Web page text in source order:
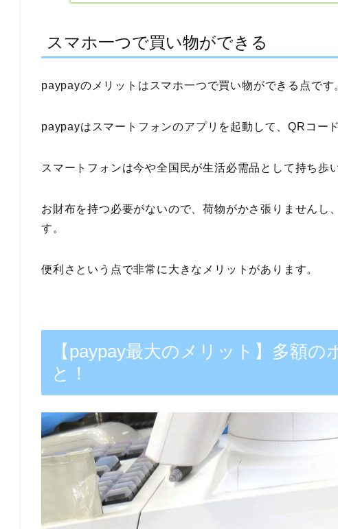
スマホ一つで買い物ができる
paypayのメリットはスマホ一つで買い物ができる点です
paypayはスマートフォンのアプリを起動して、QRコー
スマートフォンは今や全国民が生活必需品として持ち歩
お財布を持つ必要がないので、荷物がかさ張りませんし
す。
便利さという点で非常に大きなメリットがあります。
【paypay最大のメリット】多額
と！